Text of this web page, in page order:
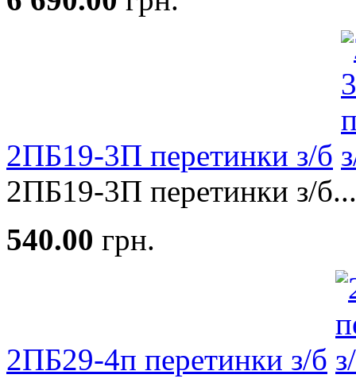
2ПБ19-3П перетинки з/б
2ПБ19-3П перетинки з/б...
540.00 грн.
2ПБ29-4п перетинки з/б